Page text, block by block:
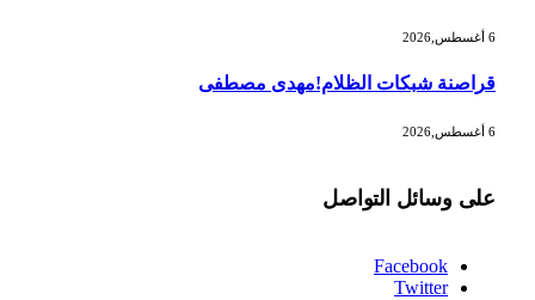
‫قراصنة شبكات الظلام!مهدى مصطفى
على وسائل التواصل
Facebook
Twitter